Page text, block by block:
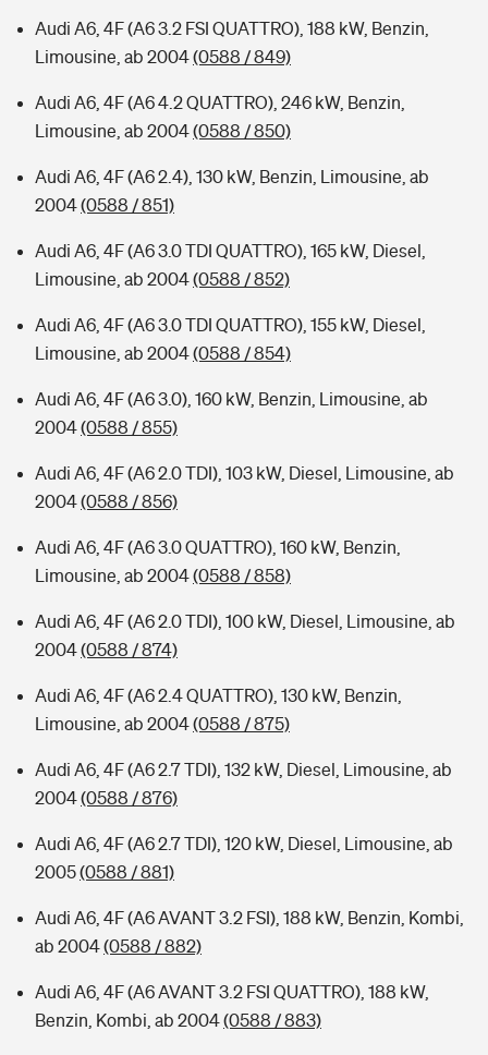
Audi A6, 4F (A6 3.2 FSI QUATTRO), 188 kW, Benzin,
Limousine, ab 2004(0588 / 849)
Audi A6, 4F (A6 4.2 QUATTRO), 246 kW, Benzin,
Limousine, ab 2004(0588 / 850)
Audi A6, 4F (A6 2.4), 130 kW, Benzin, Limousine, ab
2004(0588 / 851)
Audi A6, 4F (A6 3.0 TDI QUATTRO), 165 kW, Diesel,
Limousine, ab 2004(0588 / 852)
Audi A6, 4F (A6 3.0 TDI QUATTRO), 155 kW, Diesel,
Limousine, ab 2004(0588 / 854)
Audi A6, 4F (A6 3.0), 160 kW, Benzin, Limousine, ab
2004(0588 / 855)
Audi A6, 4F (A6 2.0 TDI), 103 kW, Diesel, Limousine, ab
2004(0588 / 856)
Audi A6, 4F (A6 3.0 QUATTRO), 160 kW, Benzin,
Limousine, ab 2004(0588 / 858)
Audi A6, 4F (A6 2.0 TDI), 100 kW, Diesel, Limousine, ab
2004(0588 / 874)
Audi A6, 4F (A6 2.4 QUATTRO), 130 kW, Benzin,
Limousine, ab 2004(0588 / 875)
Audi A6, 4F (A6 2.7 TDI), 132 kW, Diesel, Limousine, ab
2004(0588 / 876)
Audi A6, 4F (A6 2.7 TDI), 120 kW, Diesel, Limousine, ab
2005(0588 / 881)
Audi A6, 4F (A6 AVANT 3.2 FSI), 188 kW, Benzin, Kombi,
ab 2004(0588 / 882)
Audi A6, 4F (A6 AVANT 3.2 FSI QUATTRO), 188 kW,
Benzin, Kombi, ab 2004(0588 / 883)